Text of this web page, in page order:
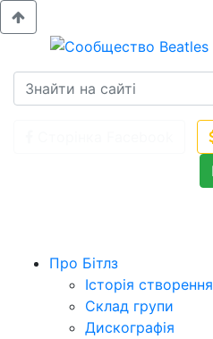
Про Бітлз
Історія створення
Склад групи
Дискографія